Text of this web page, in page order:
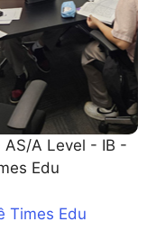
AS/A Level - IB -
Edu
Times Edu